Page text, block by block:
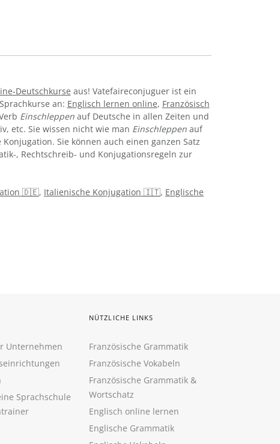
Deutschkurse aus! Vatefaireconjuguer ist ein
an: Englisch lernen online, Französisch
Einschleppen auf Deutsche in allen Zeiten und
etc. Sie wissen nicht wie man Einschleppenauf
Sie können auch einen ganzen Satz
, Rechtschreib- und Konjugationsregeln zur
🇩🇪, Italienische Konjugation 🇮🇹, Englische
Unternehmen
Sprachschule
NÜTZLICHE LINKS
Französische Grammatik
Französische Vokabeln
Französische Grammatik &
Wortschatz
Englisch online lernen
Englische Grammatik